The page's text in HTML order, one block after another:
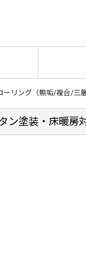
ーリング（無垢/複合/三層
塗装・床暖房